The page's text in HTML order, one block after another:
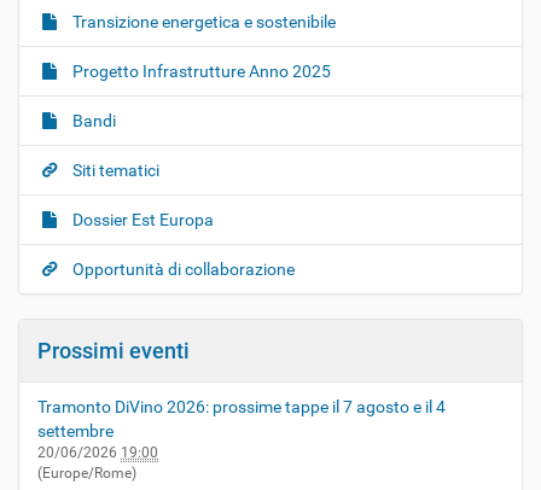
Transizione energetica e sostenibile
Progetto Infrastrutture Anno 2025
Bandi
Siti tematici
Dossier Est Europa
Opportunità di collaborazione
Prossimi eventi
Tramonto DiVino 2026: prossime tappe il 7 agosto e il 4
settembre
20/06/2026 19:00
(Europe/Rome)